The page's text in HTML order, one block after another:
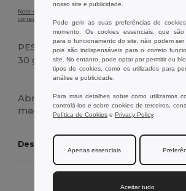
Note-se que, devido à calibração do ecrã, a cor da imagem do
corresponder exatamente à cor real do produto.
PESO
30 g.
Alto stock
Abridor fabricado em bambu com
magnético de metal cromado.
Descubra outros produtos
nosso site e publicidade.
Pode gerir as suas preferências de
momento. Os cookies essenciais, que são
para o funcionamento do site, não podem ser
pois são indispensáveis para o correto
site. No entanto, pode optar por permitir ou
tipos de cookies, como os utilizados para
análise e publicidade.
Para mais detalhes sobre como utilizamos
controlá-los e sobre cookies de terceiros,
Política de Cookies e Privacy Policy.
Apenas essenciais
Aceitar tudo